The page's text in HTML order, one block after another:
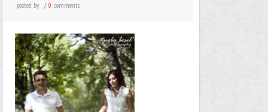
posted by /0comments